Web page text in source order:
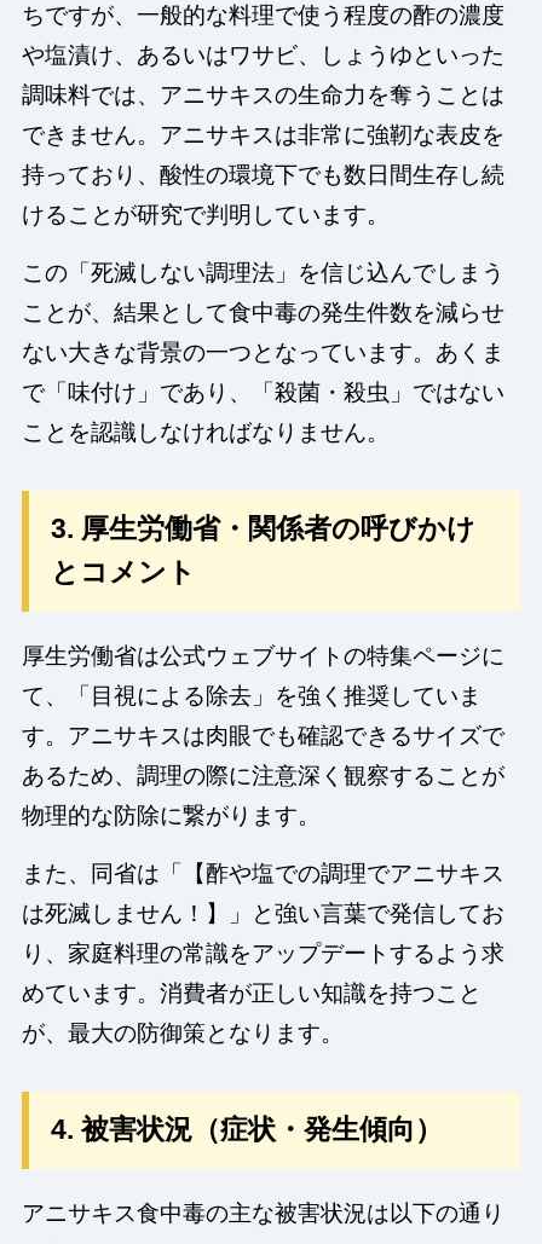
ちですが、一般的な料理で使う程度の酢の濃度
や塩漬け、あるいはワサビ、しょうゆといった
調味料では、アニサキスの生命力を奪うことは
できません。アニサキスは非常に強靭な表皮を
持っており、酸性の環境下でも数日間生存し続
けることが研究で判明しています。
この「死滅しない調理法」を信じ込んでしまう
ことが、結果として食中毒の発生件数を減らせ
ない大きな背景の一つとなっています。あくま
で「味付け」であり、「殺菌・殺虫」ではない
ことを認識しなければなりません。
3. 厚生労働省・関係者の呼びかけ
とコメント
厚生労働省は公式ウェブサイトの特集ページに
て、「目視による除去」を強く推奨していま
す。アニサキスは肉眼でも確認できるサイズで
あるため、調理の際に注意深く観察することが
物理的な防除に繋がります。
また、同省は「【酢や塩での調理でアニサキス
は死滅しません！】」と強い言葉で発信してお
り、家庭料理の常識をアップデートするよう求
めています。消費者が正しい知識を持つこと
が、最大の防御策となります。
4. 被害状況（症状・発生傾向）
アニサキス食中毒の主な被害状況は以下の通り